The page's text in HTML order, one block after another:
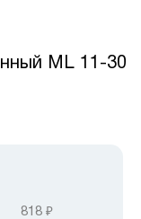
ML 11-30
818 ₽